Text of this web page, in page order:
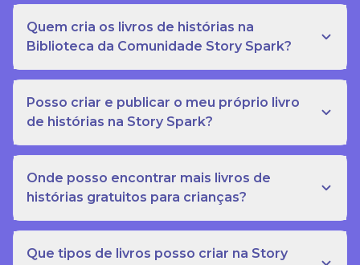
Quem cria os livros de histórias na
Biblioteca da Comunidade Story Spark?
Posso criar e publicar o meu próprio livro
de histórias na Story Spark?
Onde posso encontrar mais livros de
histórias gratuitos para crianças?
Que tipos de livros posso criar na Story